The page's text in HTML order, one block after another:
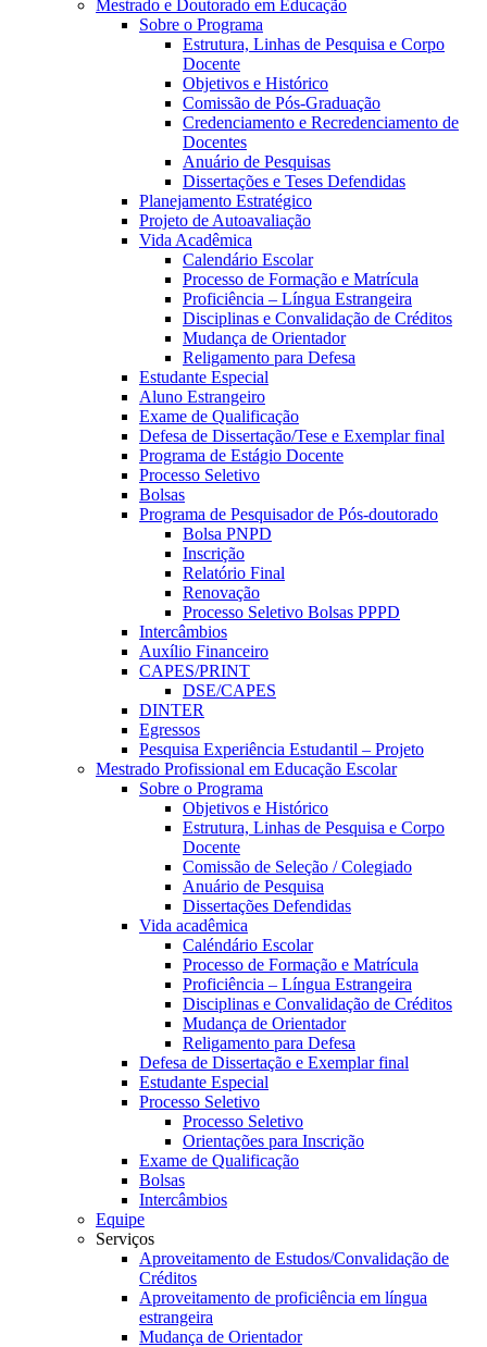
Mestrado e Doutorado em Educação
Sobre o Programa
Estrutura, Linhas de Pesquisa e Corpo
Docente
Objetivos e Histórico
Comissão de Pós-Graduação
Credenciamento e Recredenciamento de
Docentes
Anuário de Pesquisas
Dissertações e Teses Defendidas
Planejamento Estratégico
Projeto de Autoavaliação
Vida Acadêmica
Calendário Escolar
Processo de Formação e Matrícula
Proficiência – Língua Estrangeira
Disciplinas e Convalidação de Créditos
Mudança de Orientador
Religamento para Defesa
Estudante Especial
Aluno Estrangeiro
Exame de Qualificação
Defesa de Dissertação/Tese e Exemplar final
Programa de Estágio Docente
Processo Seletivo
Bolsas
Programa de Pesquisador de Pós-doutorado
Bolsa PNPD
Inscrição
Relatório Final
Renovação
Processo Seletivo Bolsas PPPD
Intercâmbios
Auxílio Financeiro
CAPES/PRINT
DSE/CAPES
DINTER
Egressos
Pesquisa Experiência Estudantil – Projeto
Mestrado Profissional em Educação Escolar
Sobre o Programa
Objetivos e Histórico
Estrutura, Linhas de Pesquisa e Corpo
Docente
Comissão de Seleção / Colegiado
Anuário de Pesquisa
Dissertações Defendidas
Vida acadêmica
Caléndário Escolar
Processo de Formação e Matrícula
Proficiência – Língua Estrangeira
Disciplinas e Convalidação de Créditos
Mudança de Orientador
Religamento para Defesa
Defesa de Dissertação e Exemplar final
Estudante Especial
Processo Seletivo
Processo Seletivo
Orientações para Inscrição
Exame de Qualificação
Bolsas
Intercâmbios
Equipe
Serviços
Aproveitamento de Estudos/Convalidação de
Créditos
Aproveitamento de proficiência em língua
estrangeira
Mudança de Orientador